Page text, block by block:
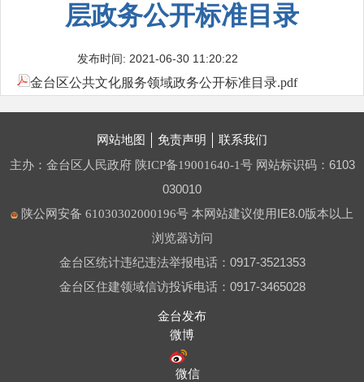
层政务公开标准目录
发布时间: 2021-06-30 11:20:22
金台区公共文化服务领域政务公开标准目录.pdf
网站地图 免责声明 联系我们
主办：金台区人民政府 陕ICP备19001640-1号 网站标识码：6103
030010
陕公网安备 61030302000196号 本网站建议使用IE8.0版本以上
浏览器访问
金台区统计违纪违法举报电话：0917-3521353
金台区住建领域信访投诉电话：0917-3465028
金台发布
微博
微信